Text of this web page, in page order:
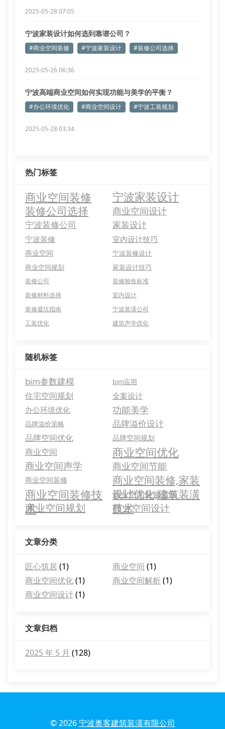
2025-05-28 07:05
宁波家装设计如何选到靠谱公司？
#商业空间装修 #宁波家装设计 #装修公司选择
2025-05-26 06:36
宁波高端商业空间如何实现功能与美学的平衡？
#办公环境优化 #商业空间设计 #宁波工装规划
2025-05-28 03:34
热门标签
商业空间装修 宁波家装设计
装修公司选择 商业空间设计
宁波装修公司 家装设计
宁波装修 室内设计技巧
商业空间
宁波装修设计
商业空间规划
家装设计技巧
装修公司
装修验收标准
装修材料选择
室内设计
装修避坑指南
宁波装潢公司
工装优化
建筑声学优化
随机标签
bim参数建模 bim应用
住宅空间规划
全案设计
办公环境优化
功能美学
品牌溢价策略 品牌溢价设计
品牌空间优化 品牌空间规划
商业空间 商业空间优化
商业空间声学 商业空间节能
商业空间装修
商业空间装修,家装
设计优化,建筑装潢
技术
商业空间装修技
术
商业空间装修指南
商业空间规划 商业空间设计
文章分类
匠心筑居 (1) 商业空间 (1)
商业空间优化(1) 商业空间解析(1)
商业空间设计(1)
文章归档
2025 年 5 月 (128)
© 2026宁波奥客建筑装潢有限公司